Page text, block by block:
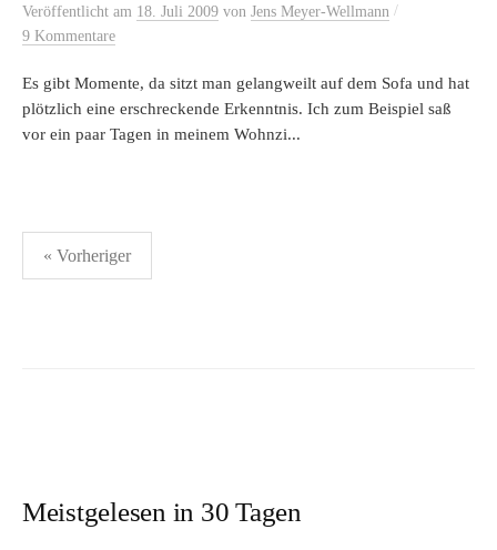
Veröffentlicht am 18. Juli 2009 von Jens Meyer-Wellmann /
9 Kommentare
Es gibt Momente, da sitzt man gelangweilt auf dem Sofa und hat
plötzlich eine erschreckende Erkenntnis. Ich zum Beispiel saß
vor ein paar Tagen in meinem Wohnzi...
Seitennummerierung
der
« Vorheriger
Meistgelesen in 30 Tagen